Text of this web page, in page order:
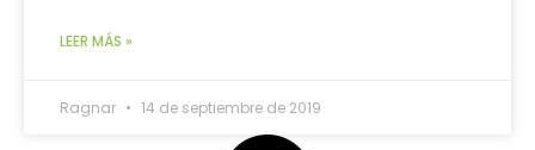
LEER MÁS »
Ragnar 14 de septiembre de 2019